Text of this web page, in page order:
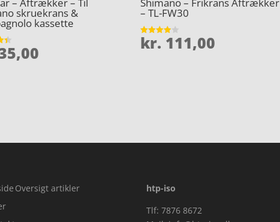
– Aftrækker – Til
skruekrans &
kassette
Shimano – Frikrans Aftrækker
– TL-FW30
Vurderet
3.9
kr. 111,00
Oversigt artikler
htp-iso
Tlf: 7876 8672